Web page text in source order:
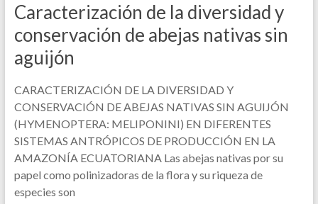
Caracterización de la diversidad y
conservación de abejas nativas sin
aguijón
CARACTERIZACIÓN DE LA DIVERSIDAD Y
CONSERVACIÓN DE ABEJAS NATIVAS SIN AGUIJÓN
(HYMENOPTERA: MELIPONINI) EN DIFERENTES
SISTEMAS ANTRÓPICOS DE PRODUCCIÓN EN LA
AMAZONÍA ECUATORIANA Las abejas nativas por su
papel como polinizadoras de la flora y su riqueza de
especies son